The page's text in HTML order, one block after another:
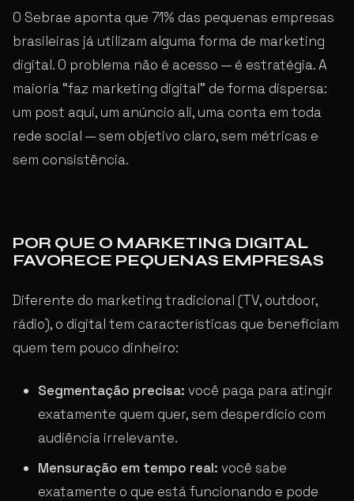
O Sebrae aponta que 71% das pequenas empresas
brasileiras já utilizam alguma forma de marketing
digital. O problema não é acesso — é estratégia. A
maioria “faz marketing digital” de forma dispersa:
um post aqui, um anúncio ali, uma conta em toda
rede social — sem objetivo claro, sem métricas e
sem consistência.
POR QUE O MARKETING DIGITAL
FAVORECE PEQUENAS EMPRESAS
Diferente do marketing tradicional (TV, outdoor,
rádio), o digital tem características que beneficiam
quem tem pouco dinheiro:
Segmentação precisa: você paga para atingir
exatamente quem quer, sem desperdício com
audiência irrelevante.
Mensuração em tempo real: você sabe
exatamente o que está funcionando e pode